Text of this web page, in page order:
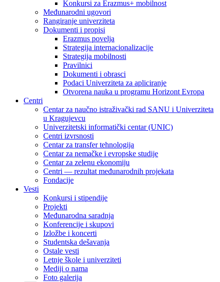
Konkursi za Erazmus+ mobilnost
Međunarodni ugovori
Rangiranje univerziteta
Dokumenti i propisi
Erazmus povelja
Strategija internacionalizacije
Strategija mobilnosti
Pravilnici
Dokumenti i obrasci
Podaci Univerziteta za apliciranje
Otvorena nauka u programu Horizont Evropa
Centri
Centar za naučno istraživački rad SANU i Univerziteta
u Kragujevcu
Univerzitetski informatički centar (UNIC)
Centri izvrsnosti
Centar za transfer tehnologija
Centar za nemačke i evropske studije
Centar za zelenu ekonomiju
Centri — rezultat međunarodnih projekata
Fondacije
Vesti
Konkursi i stipendije
Projekti
Međunarodna saradnja
Konferencije i skupovi
Izložbe i koncerti
Studentska dešavanja
Ostale vesti
Letnje škole i univerziteti
Mediji o nama
Foto galerija